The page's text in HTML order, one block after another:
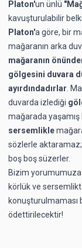
Platon'un ünlü
kavuşturulabilir belki.
Platon'a göre, bir
mağaranın arka
mağaranın
gölgesini duvara
ayırdındadırlar .
duvarda izlediği
mağarada yaşamış
sersemlikle
sözlerle aktaramaz;
boş boş süzerler.
Bizim yorumumuza
körlük ve
konuşturulmaması
ödettirilecektir!